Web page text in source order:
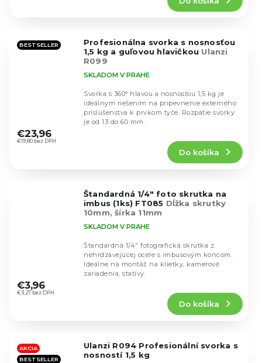
hviezdičiek.
BESTSELLER
Profesionálna svorka s nosnosťou
1,5 kg a guľovou hlavičkou Ulanzi
R099
hodnotenie
produktu
SKLADOM V PRAHE
€19,80 bez DPH
€23,96
Do košíka
Svorka s 360° hlavou a nosnosťou 1,5 kg je
ideálnym riešením na pripevnenie externého
príslušenstva k prvkom tyče. Rozpätie svorky
je od 13 do 60 mm.
Štandardná 1/4" foto skrutka na
imbus (1ks) FT085 Dĺžka skrutky
10mm, šírka 11mm
hodnotenie
produktu
hviezdičiek.
SKLADOM V PRAHE
€3,27 bez DPH
€3,96
Do košíka
Štandardná 1/4" fotografická skrutka z
nehrdzavejúcej ocele s imbusovým koncom.
Ideálne na montáž na klietky, kamerové
zariadenia, statívy.
AKCIA
BESTSELLER
Ulanzi R094 Profesionální svorka s
nosností 1,5 kg